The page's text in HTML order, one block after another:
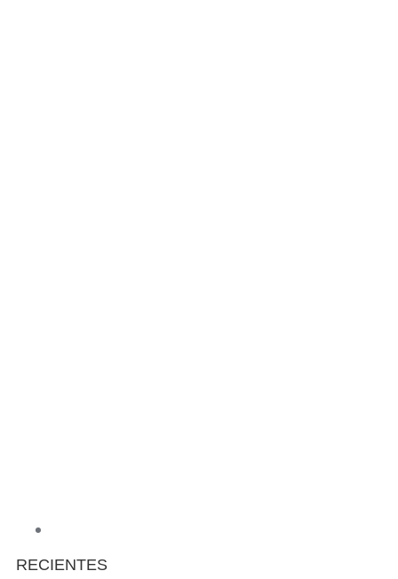
RECIENTES